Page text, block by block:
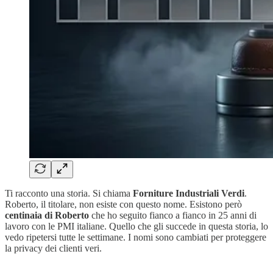
Ti racconto una storia. Si chiama Forniture Industriali Verdi.
Roberto, il titolare, non esiste con questo nome. Esistono però
centinaia di Roberto che ho seguito fianco a fianco in 25 anni di
lavoro con le PMI italiane. Quello che gli succede in questa storia, lo
vedo ripetersi tutte le settimane. I nomi sono cambiati per proteggere
la privacy dei clienti veri.